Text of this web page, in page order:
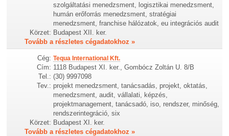
szolgáltatási menedzsment, logisztikai menedzsment,
humán erőforrás menedzsment, stratégiai
menedzsment, franchise hálózatok, eu integrációs audit
Körzet: Budapest XII. ker.
Tovább a részletes cégadatokhoz »
Cég: Tequa International Kft.
Cím: 1118 Budapest XI. ker., Gombócz Zoltán U. 8/B
Tel.: (30) 9997098
Tev.: projekt menedzsment, tanácsadás, projekt, oktatás,
menedzsment, audit, vállalati, képzés,
projektmanagement, tanácsadó, iso, rendszer, minőség,
rendszerintegráció, six
Körzet: Budapest XI. ker.
Tovább a részletes cégadatokhoz »